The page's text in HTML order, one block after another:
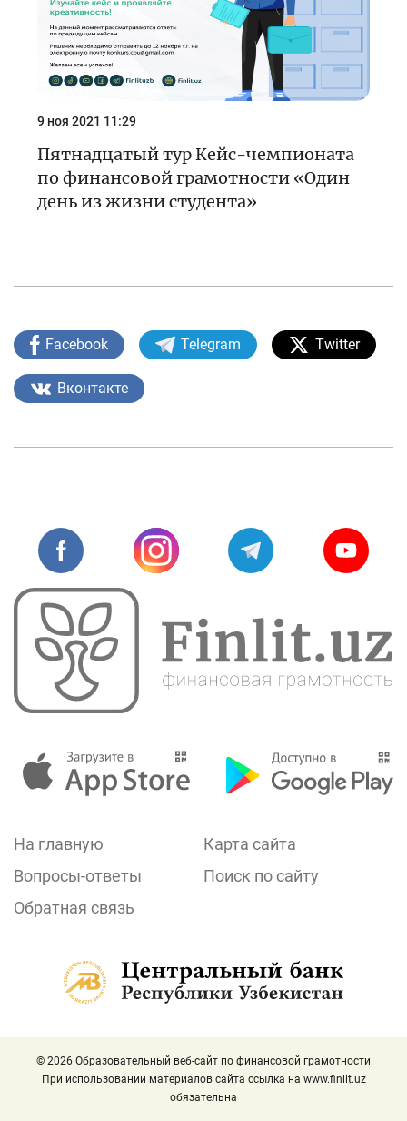
9 ноя 2021 11:29
Пятнадцатый тур Кейс-чемпионата
по финансовой грамотности «Один
день из жизни студента»
Facebook Telegram Twitter
Вконтакте
На главную
Карта сайта
Вопросы-ответы
Поиск по сайту
Обратная связь
© 2026 Образовательный веб-сайт по финансовой грамотности
При использовании материалов сайта ссылка на www.finlit.uz
обязательна